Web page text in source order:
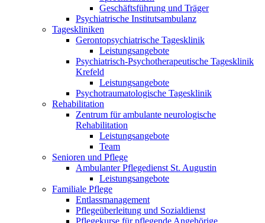
Geschäftsführung und Träger
Psychiatrische Institutsambulanz
Tageskliniken
Gerontopsychiatrische Tagesklinik
Leistungsangebote
Psychiatrisch-Psychotherapeutische Tagesklinik
Krefeld
Leistungsangebote
Psychotraumatologische Tagesklinik
Rehabilitation
Zentrum für ambulante neurologische
Rehabilitation
Leistungsangebote
Team
Senioren und Pflege
Ambulanter Pflegedienst St. Augustin
Leistungsangebote
Familiale Pflege
Entlassmanagement
Pflegeüberleitung und Sozialdienst
Pflegekurse für pflegende Angehörige